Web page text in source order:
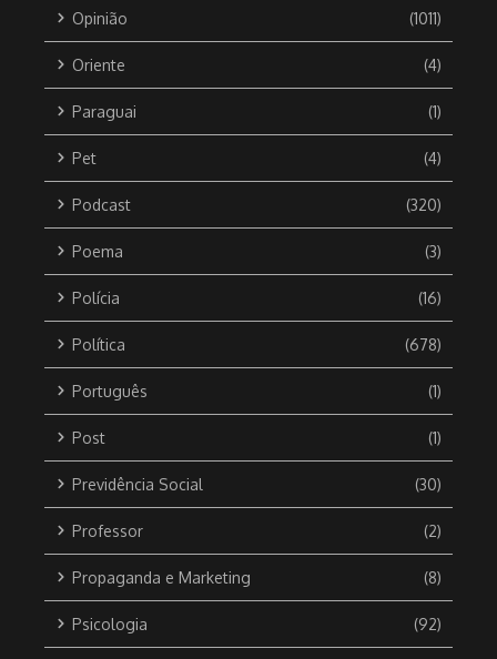
Opinião (1011)
Oriente (4)
Paraguai (1)
Pet (4)
Podcast (320)
Poema (3)
Polícia (16)
Política (678)
Português (1)
Post (1)
Previdência Social (30)
Professor (2)
Propaganda e Marketing (8)
Psicologia (92)